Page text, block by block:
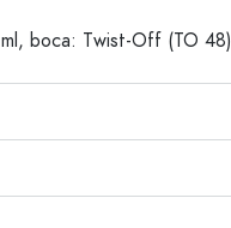
boca: Twist-Off (TO 48)